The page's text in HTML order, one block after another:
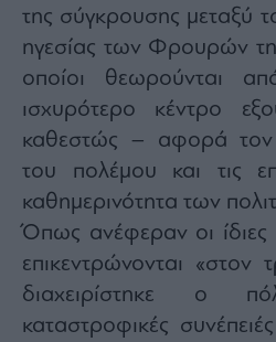
any
This
site
is
protected
reCAPTCHA
the
Google
Privacy
Policy
and
Terms
Service
apply.
της σύγκρουσης μεταξύ
ηγεσίας των Φρουρών
οποίοι θεωρούνται
ισχυρότερο κέντρο
καθεστώς – αφορά τον
του πολέμου και τις
καθημερινότητα των
Όπως ανέφεραν οι ίδιες
επικεντρώνονται
διαχειρίστηκε ο
καταστροφικές